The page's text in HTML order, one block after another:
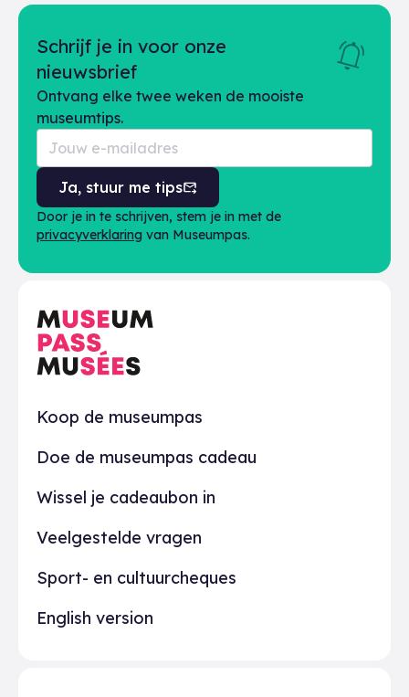
Praktisch
Koop de museumpas
Doe de museumpas cadeau
Wissel je cadeaubon in
Veelgestelde vragen
Sport- en cultuurcheques
English version
Schrijf je in voor onze
nieuwsbrief
Ontvang elke twee weken de mooiste
museumtips.
Ja, stuur me tips
Door je in te schrijven, stem je in met de
privacyverklaring van Museumpas.